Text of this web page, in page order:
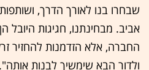
שבחרו בנו לאורך הדרך,
אביב. מבחינתנו, חגיגות היובל
החברה, אלא הזדמנות להחזיר
ולדור הבא שימשיך לבנות אותה".